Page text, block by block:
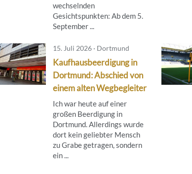
wechselnden
Gesichtspunkten: Ab dem 5.
September ...
15. Juli 2026 · Dortmund
Kaufhausbeerdigung in
Dortmund: Abschied von
einem alten Wegbegleiter
Ich war heute auf einer
großen Beerdigung in
Dortmund. Allerdings wurde
dort kein geliebter Mensch
zu Grabe getragen, sondern
ein ...